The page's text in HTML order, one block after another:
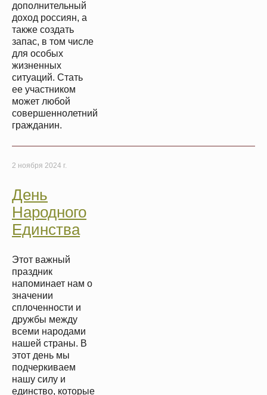
дополнительный
доход россиян, а
также создать
запас, в том числе
для особых
жизненных
ситуаций. Стать
ее участником
может любой
совершеннолетний
гражданин.
2 ноября 2024 г.
День
Народного
Единства
Этот важный
праздник
напоминает нам о
значении
сплоченности и
дружбы между
всеми народами
нашей страны. В
этот день мы
подчеркиваем
нашу силу и
единство, которые